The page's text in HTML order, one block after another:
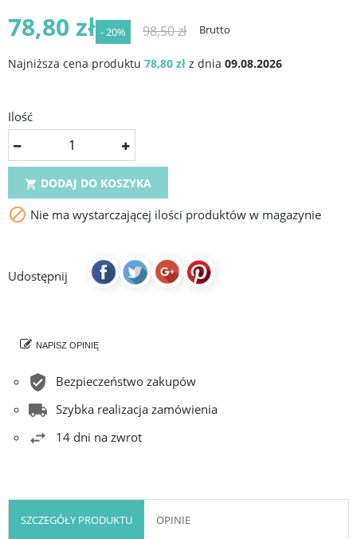
78,80 zł - 20% 98,50 zł Brutto
Najniższa cena produktu 78,80 zł z dnia 09.08.2026
Ilość
 DODAJ DO KOSZYKA
 Nie ma wystarczającej ilości produktów w magazynie
Udostępnij
NAPISZ OPINIĘ
Bezpieczeństwo zakupów
Szybka realizacja zamówienia
14 dni na zwrot
SZCZEGÓŁY PRODUKTU OPINIE